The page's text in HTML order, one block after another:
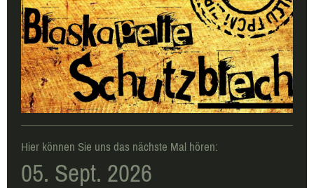
Hier können Sie uns das nächste Mal hören:
05. Sept. 2026